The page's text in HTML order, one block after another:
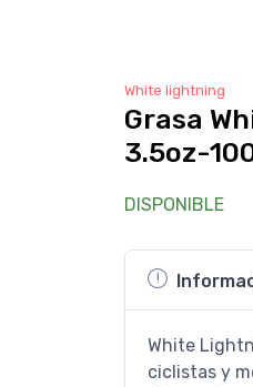
White lightning
Grasa
3.5oz-
DISPONIBLE
White
ciclistas y